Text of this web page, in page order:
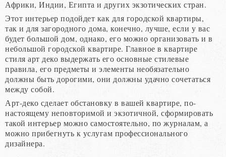
Африки, Индии, Египта и других экзотических стран.
Этот интерьер подойдет как для городской квартиры,
так и для загородного дома, конечно, лучше, если у вас
будет большой дом, однако, его можно организовать и в
небольшой городской квартире. Главное в квартире
стиля арт деко выдержать его основные стилевые
правила, его предметы и элементы необязательно
должны быть дорогими, они должны удачно сочетаться
между собой.
Арт-деко сделает обстановку в вашей квартире, по-
настоящему неповторимой и экзотичной, сформировать
такой интерьер можно самостоятельно, по журналам, а
можно прибегнуть к услугам профессионального
дизайнера.